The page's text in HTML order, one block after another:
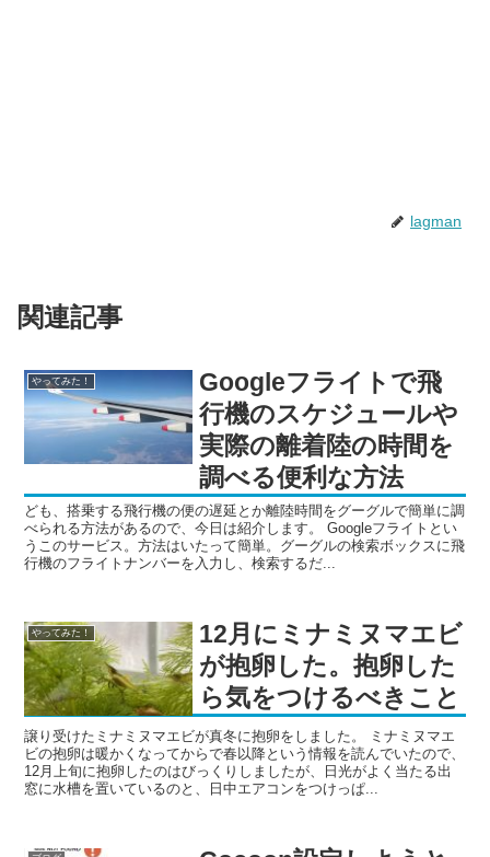
lagman
関連記事
やってみた！
Googleフライトで飛
行機のスケジュールや
実際の離着陸の時間を
調べる便利な方法
ども、搭乗する飛行機の便の遅延とか離陸時間をグーグルで簡単に調
べられる方法があるので、今日は紹介します。 Googleフライトとい
うこのサービス。方法はいたって簡単。グーグルの検索ボックスに飛
行機のフライトナンバーを入力し、検索するだ...
やってみた！
12月にミナミヌマエビ
が抱卵した。抱卵した
ら気をつけるべきこと
譲り受けたミナミヌマエビが真冬に抱卵をしました。 ミナミヌマエ
ビの抱卵は暖かくなってからで春以降という情報を読んでいたので、
12月上旬に抱卵したのはびっくりしましたが、日光がよく当たる出
窓に水槽を置いているのと、日中エアコンをつけっぱ...